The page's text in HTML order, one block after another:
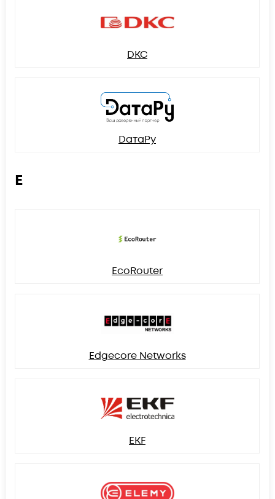
DKC
DатаРу
E
EcoRouter
Edgecore Networks
EKF